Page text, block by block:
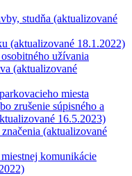
studňa (aktualizované
(aktualizované 18.1.2022)
užívania
(aktualizované
miesta
zrušenie súpisného a
16.5.2023)
(aktualizované
komunikácie